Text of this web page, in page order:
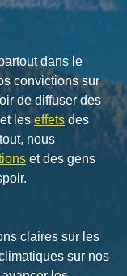
dans le
convictions sur
de diffuser des
et leseffets des
nous
et des gens
claires sur les
sur nos